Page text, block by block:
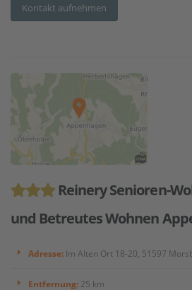
Kontakt aufnehmen
Reinery Senioren-
und Betreutes Wohnen
Adresse: Im Alten Ort 18-20, 51597
Entfernung: 25 km